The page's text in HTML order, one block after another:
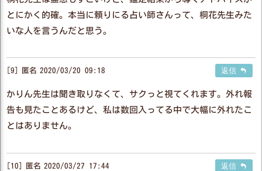
とにかく的確。本当に頼りにる占い師さんって、桐花先生みた
いな人を言うんだと思う。
9 匿名 2020/03/20 09:18 返信
かりん先生は聞き取りなくて、サクっと視てくれます。外れ報
告も見たことあるけど、私は数回入ってる中で大幅に外れたこ
とはありません。
10 匿名 2020/03/27 17:44 返信